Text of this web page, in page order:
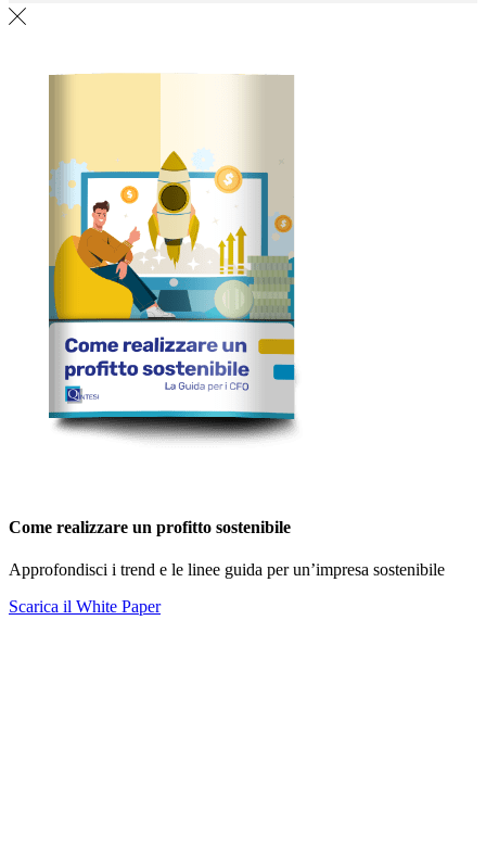
Come realizzare un profitto sostenibile
Approfondisci i trend e le linee guida per un’impresa sostenibile
Scarica il White Paper